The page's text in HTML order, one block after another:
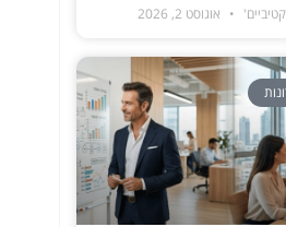
אוגוסט 2, 2026